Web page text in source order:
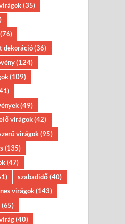
(35)
(76)
dekoráció(36)
(124)
(109)
(49)
virágok(42)
virágok(95)
(135)
(47)
szabadidő(40)
virágok(143)
(65)
(40)